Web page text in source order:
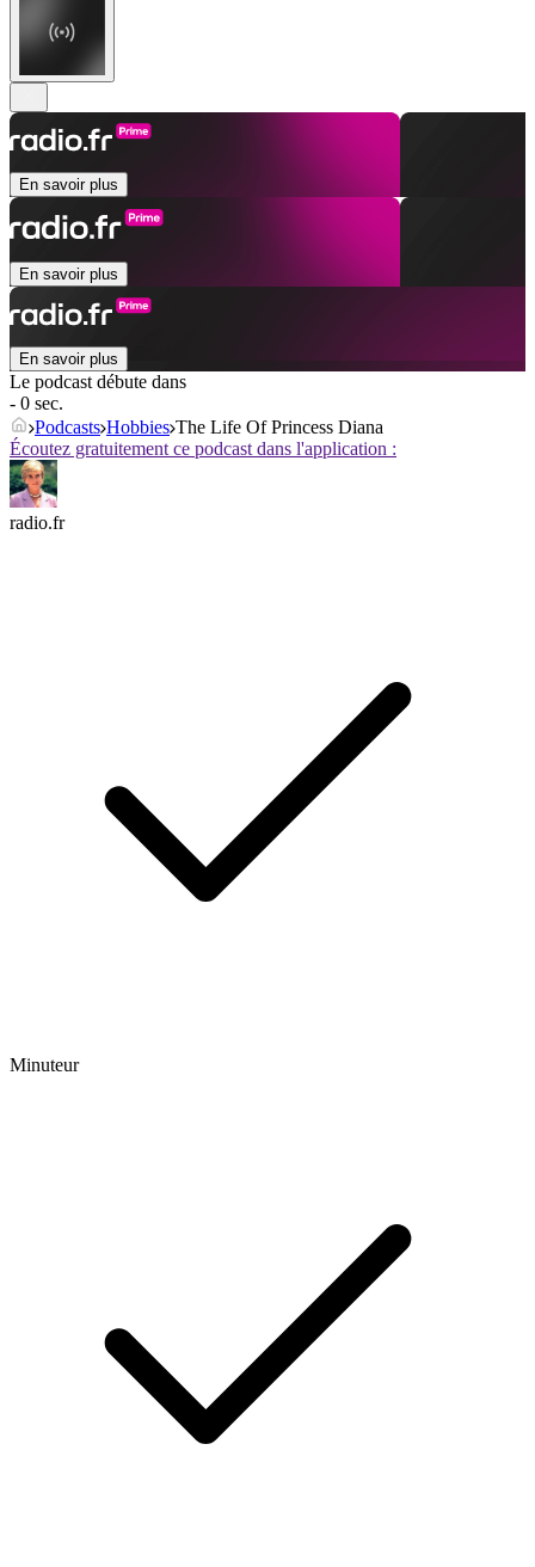
En savoir plus
En savoir plus
En savoir plus
Le podcast débute dans
- 0 sec.
Podcasts Hobbies The Life Of Princess Diana
Écoutez gratuitement ce podcast dans l'application :
radio.fr
Minuteur